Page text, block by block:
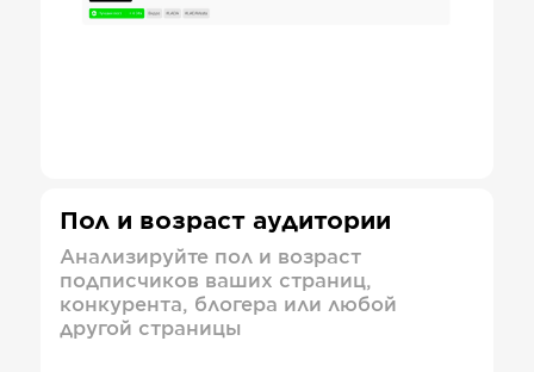
Пол и возраст аудитории
Анализируйте пол и возраст
подписчиков ваших страниц,
конкурента, блогера или любой
другой страницы